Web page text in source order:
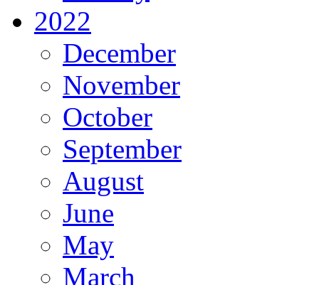
2022
December
November
October
September
August
June
May
March